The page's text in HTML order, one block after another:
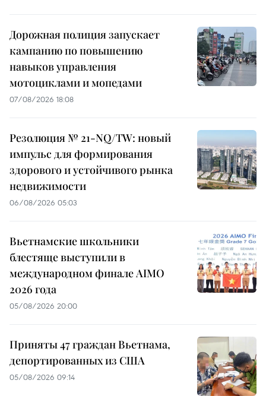
Дорожная полиция запускает
кампанию по повышению
навыков управления
мотоциклами и мопедами
07/08/2026 18:08
Резолюция № 21-NQ/TW: новый
импульс для формирования
здорового и устойчивого рынка
недвижимости
06/08/2026 05:03
Вьетнамские школьники
блестяще выступили в
международном финале AIMO
2026 года
05/08/2026 20:00
Приняты 47 граждан Вьетнама,
депортированных из США
05/08/2026 09:14